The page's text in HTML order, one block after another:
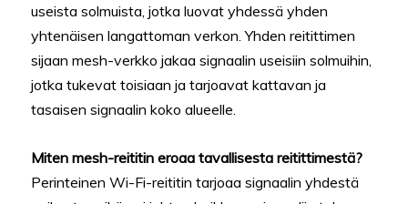
useista solmuista, jotka luovat yhdessä yhden
yhtenäisen langattoman verkon. Yhden reitittimen
sijaan mesh-verkko jakaa signaalin useisiin solmuihin,
jotka tukevat toisiaan ja tarjoavat kattavan ja
tasaisen signaalin koko alueelle.
Miten mesh-reititin eroaa tavallisesta reitittimestä?
Perinteinen Wi-Fi-reititin tarjoaa signaalin yhdestä